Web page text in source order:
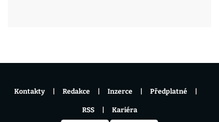
Kontakty Redakce Inzerce Předplatné
RSS Kariéra